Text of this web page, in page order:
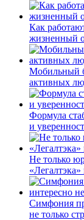
Как
жизненный
Мобильный
активных
Формула
и
Не только
Симфония
не только